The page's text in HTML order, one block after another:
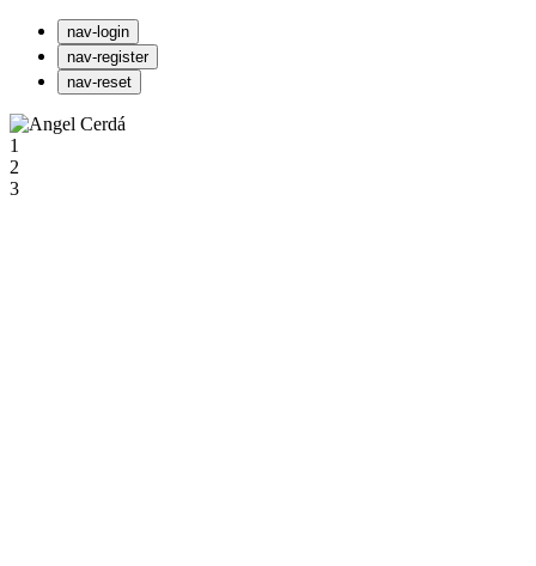
nav-login
nav-register
nav-reset
1
2
3